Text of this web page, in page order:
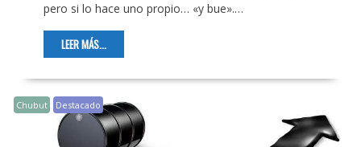
pero si lo hace uno propio… «y bue».…
LEER MÁS...
Chubut Destacado